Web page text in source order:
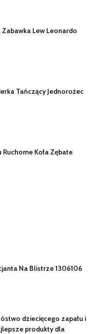
Lew Leonardo
Tańczący Jednorożec
Koła Zębate
Na Blistrze 1306106
dziecięcego zapału i
produkty dla